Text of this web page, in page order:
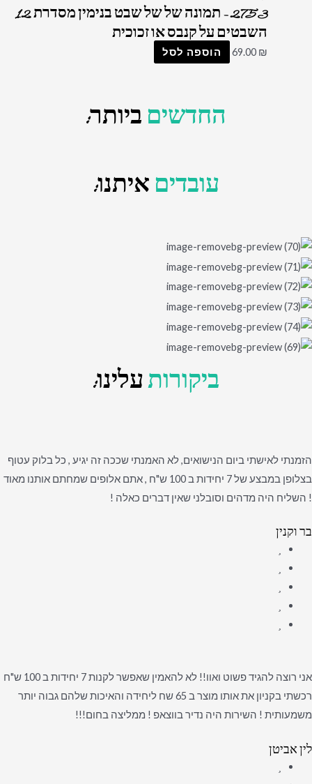
2753 – תמונה של של שבט בנימין מסדרת 12
השבטים על קנבס או זכוכית
69.00 ₪ הוספה לסל
החדשיםביותר:
עובדיםאיתנו:
ביקורותעלינו:
הזמנתי לאישתי ביום הנישואים, לא האמנתי שככה זה יגיע , כל בלוק עטוף
בצלופן במבצע של 7 יחידות ב 100 ש"ח , אתם אלופים שמחתם אותנו מאוד
! השליח היה מדהים וסובלני שאין דברים כאלה !
בר וקנין
אני רוצה להגיד פשוט ואוו!! לא להאמין שאפשר לקנות 7 יחידות ב 100 ש"ח
רכשתי בקניון את אותו מוצר ב 65 שח ליחידה והאיכות שלהם גבוה יותר
משמעותית ! השירות היה נדיר בווצאפ ! ממליצה בחום!!!
לין אביטן